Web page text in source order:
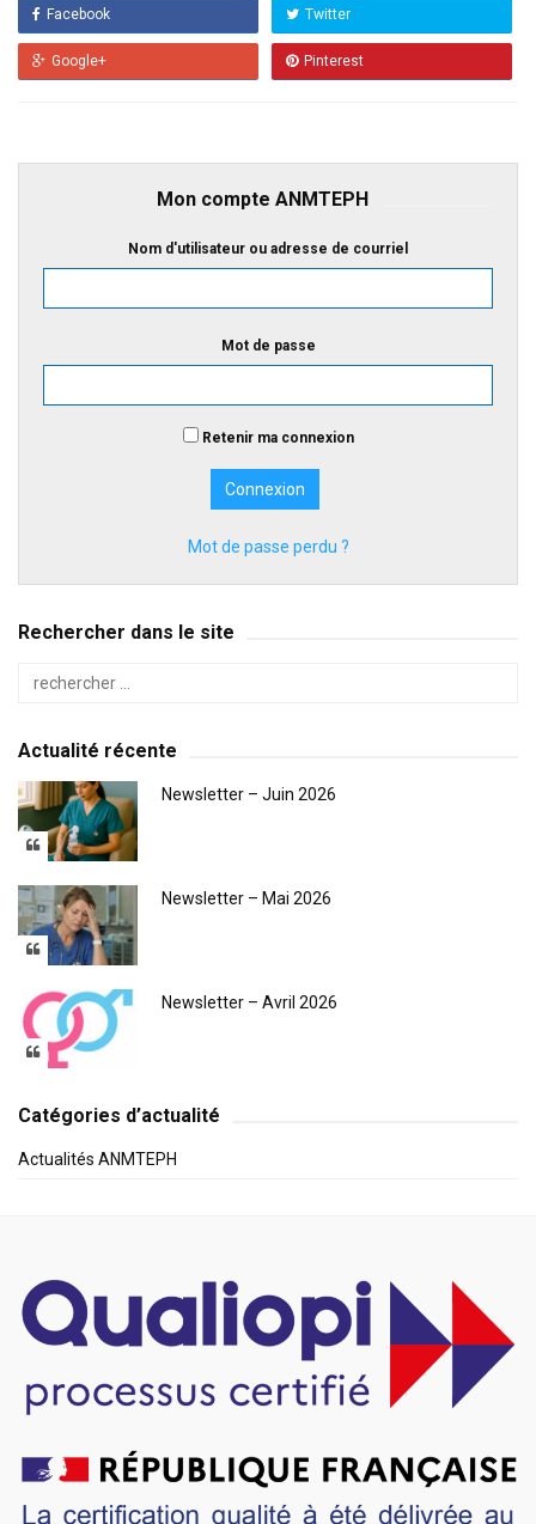
Facebook Twitter
Google+ Pinterest
Mon compte ANMTEPH
Nom d'utilisateur ou adresse de courriel
Mot de passe
Retenir ma connexion
Mot de passe perdu ?
Rechercher dans le site
Actualité récente
Newsletter – Juin 2026
Newsletter – Mai 2026
Newsletter – Avril 2026
Catégories d’actualité
Actualités ANMTEPH